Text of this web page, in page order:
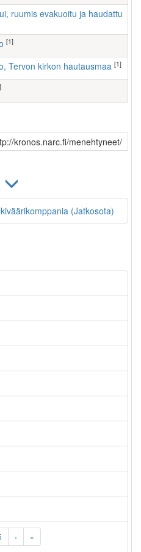
ruumis evakuoitu ja haudattu
[1]
Tervon kirkon hautausmaa [1]
kronos.narc.fi/menehtyneet/
(Jatkosota)
› »